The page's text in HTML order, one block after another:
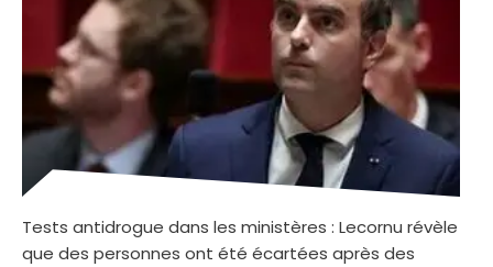
Tests antidrogue dans les ministères : Lecornu révèle
que des personnes ont été écartées après des